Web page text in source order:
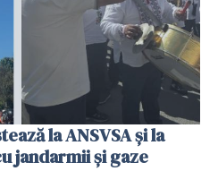
la ANSVSA și la
jandarmii și gaze